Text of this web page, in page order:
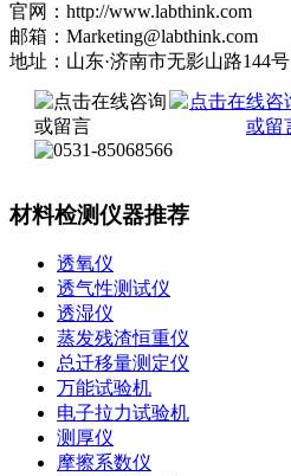
官网：http://www.labthink.com
邮箱：Marketing@labthink.com
地址：山东·济南市无影山路144号
材料检测仪器推荐
透氧仪
透气性测试仪
透湿仪
蒸发残渣恒重仪
总迁移量测定仪
万能试验机
电子拉力试验机
测厚仪
摩擦系数仪